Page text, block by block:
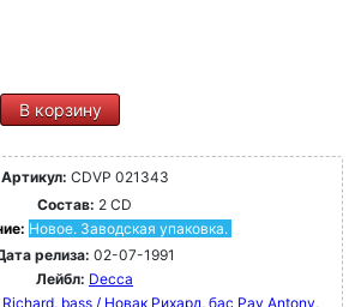
В корзину
Артикул: CDVP 021343
Состав: 2 CD
Новое. Заводская упаковка.
релиза: 02-07-1991
Лейбл: Decca
bass / Новак Рихард, бас Pay Antony,